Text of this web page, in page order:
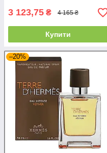
3 123,75 ₴ 4 165 ₴
Купити
–20%